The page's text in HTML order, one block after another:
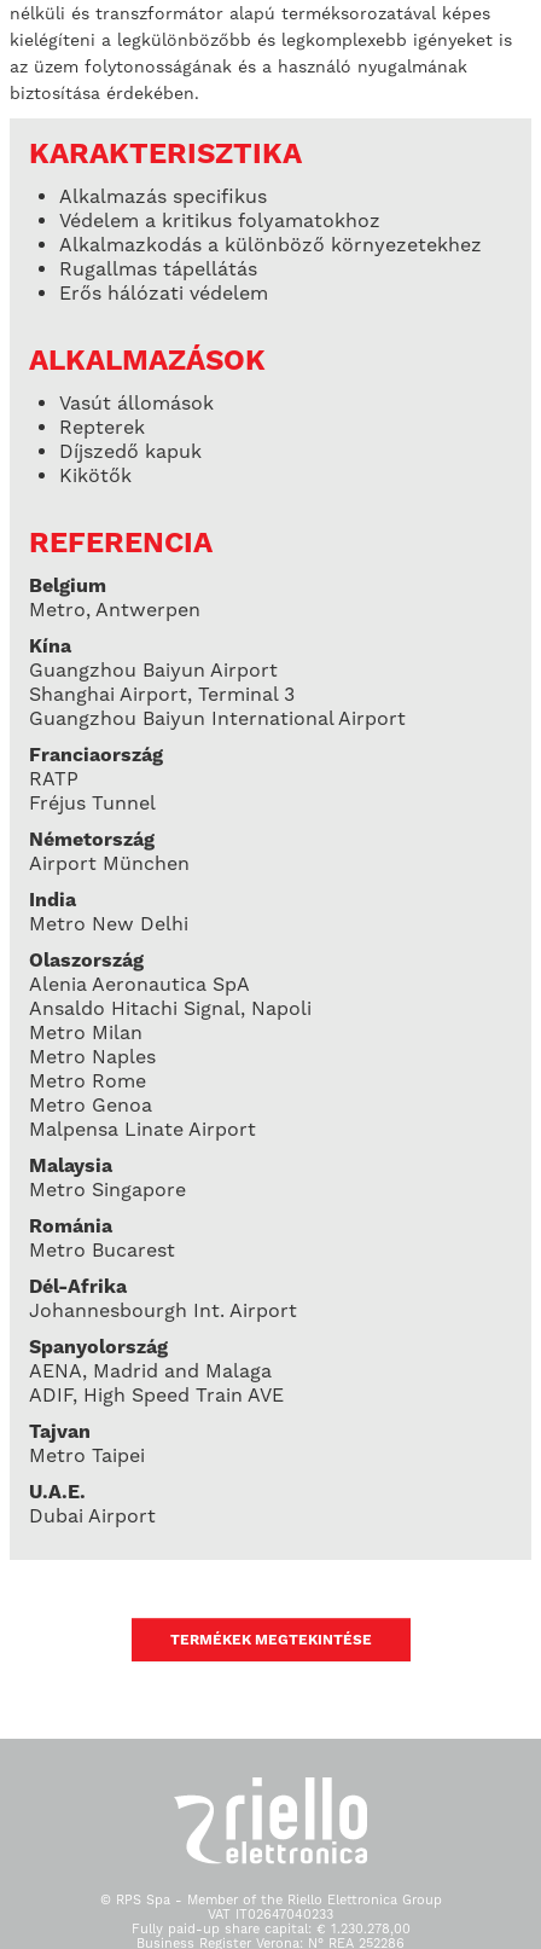
nélküli és transzformátor alapú terméksorozatával képes
kielégíteni a legkülönbözőbb és legkomplexebb igényeket is
az üzem folytonosságának és a használó nyugalmának
biztosítása érdekében.
KARAKTERISZTIKA
Alkalmazás specifikus
Védelem a kritikus folyamatokhoz
Alkalmazkodás a különböző környezetekhez
Rugallmas tápellátás
Erős hálózati védelem
ALKALMAZÁSOK
Vasút állomások
Repterek
Díjszedő kapuk
Kikötők
REFERENCIA
Belgium
Metro, Antwerpen
Kína
Guangzhou Baiyun Airport
Shanghai Airport, Terminal 3
Guangzhou Baiyun International Airport
Franciaország
RATP
Fréjus Tunnel
Németország
Airport München
India
Metro New Delhi
Olaszország
Alenia Aeronautica SpA
Ansaldo Hitachi Signal, Napoli
Metro Milan
Metro Naples
Metro Rome
Metro Genoa
Malpensa Linate Airport
Malaysia
Metro Singapore
Románia
Metro Bucarest
Dél-Afrika
Johannesbourgh Int. Airport
Spanyolország
AENA, Madrid and Malaga
ADIF, High Speed Train AVE
Tajvan
Metro Taipei
U.A.E.
Dubai Airport
TERMÉKEK MEGTEKINTÉSE
© RPS Spa - Member of the Riello Elettronica Group
VAT IT02647040233
Fully paid-up share capital: € 1.230.278,00
Business Register Verona: N° REA 252286